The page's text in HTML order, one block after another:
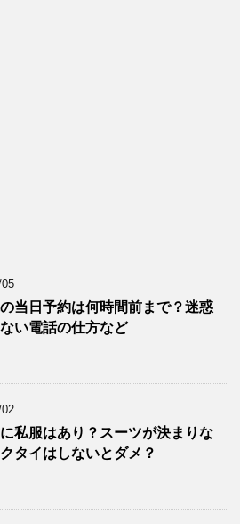
当日予約は何時間前まで？迷惑
い電話の仕方など
私服はあり？スーツが決まりな
タイはしないとダメ？